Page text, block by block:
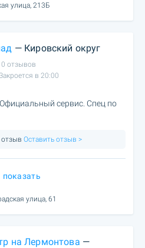
улица, 213Б
— Кировский округ
0 отзывов
в 20:00
сервис. Спец по
отзыв Оставить отзыв >
показать
улица, 61
на Лермонтова —